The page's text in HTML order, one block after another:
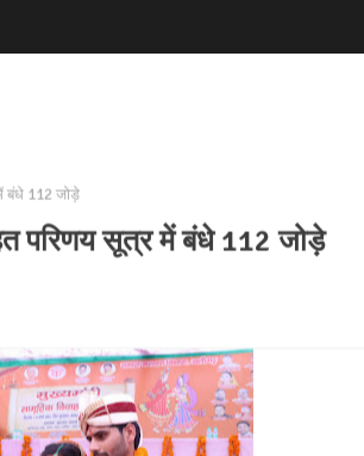
बंधे 112 जोड़े
परिणय सूत्र में बंधे 112 जोड़े